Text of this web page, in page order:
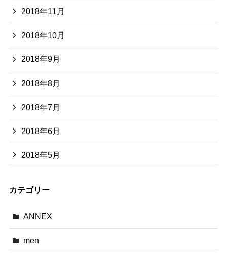
2018年11月
2018年10月
2018年9月
2018年8月
2018年7月
2018年6月
2018年5月
カテゴリー
ANNEX
men